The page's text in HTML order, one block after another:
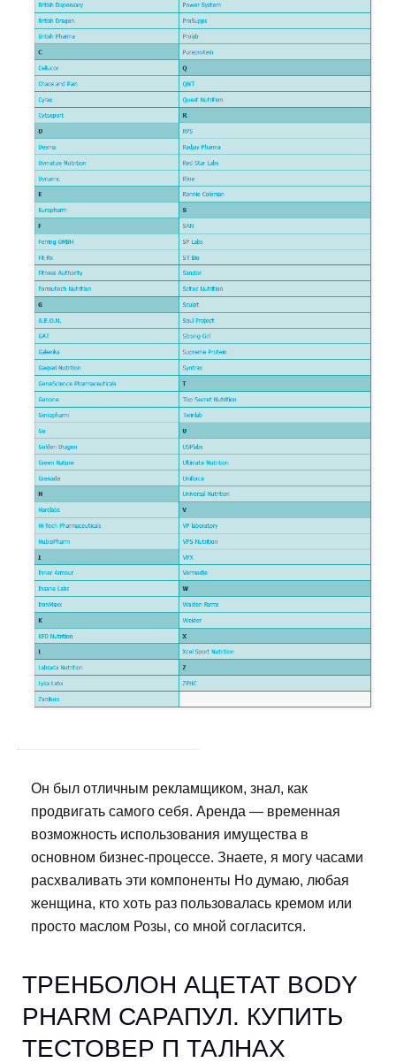
Он был отличным рекламщиком, знал, как
продвигать самого себя. Аренда — временная
возможность использования имущества в
основном бизнес-процессе. Знаете, я могу часами
расхваливать эти компоненты Но думаю, любая
женщина, кто хоть раз пользовалась кремом или
просто маслом Розы, со мной согласится.
ТРЕНБОЛОН АЦЕТАТ BODY
PHARM САРАПУЛ. КУПИТЬ
ТЕСТОВЕР П ТАЛНАХ